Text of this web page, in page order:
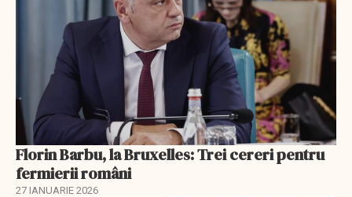
Florin Barbu, la Bruxelles: Trei cereri pentru
fermierii români
27 IANUARIE 2026